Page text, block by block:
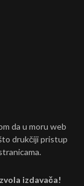
da u moru web
drukčiji pristup
izdavača!